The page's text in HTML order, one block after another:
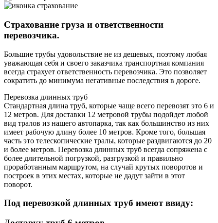
Страхование груза и ответственности
перевозчика.
Большие трубы удовольствие не из дешевых, поэтому любая
уважающая себя и своего заказчика транспортная компания
всегда страхует ответственность перевозчика. Это позволяет
сократить до минимума негативные последствия в дороге.
Перевозка длинных труб
Стандартная длина труб, которые чаще всего перевозят это 6 и
12 метров. Для доставки 12 метровой трубы подойдет любой
вид тралов из нашего автопарка, так как большинство из них
имеет рабочую длину более 10 метров. Кроме того, большая
часть это телескопические тралы, которые раздвигаются до 20
и более метров. Перевозка длинных труб всегда сопряжена с
более длительной погрузкой, разгрузкой и правильно
проработанным маршрутом, на случай крутых поворотов и
построек в этих местах, которые не дадут зайти в этот
поворот.
Под перевозкой длинных труб имеют ввиду: